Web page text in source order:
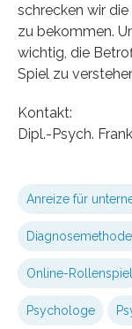
schrecken wir
zu bekommen.
wichtig, die
Spiel zu
Kontakt:
Dipl.-Psych.
Anreize für
Online-Rollenspiel
Psychologe